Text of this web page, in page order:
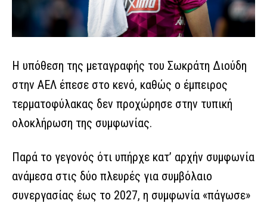
Η υπόθεση της μεταγραφής του Σωκράτη Διούδη
στην ΑΕΛ έπεσε στο κενό, καθώς ο έμπειρος
τερματοφύλακας δεν προχώρησε στην τυπική
ολοκλήρωση της συμφωνίας.
Παρά το γεγονός ότι υπήρχε κατ’ αρχήν συμφωνία
ανάμεσα στις δύο πλευρές για συμβόλαιο
συνεργασίας έως το 2027, η συμφωνία «πάγωσε»